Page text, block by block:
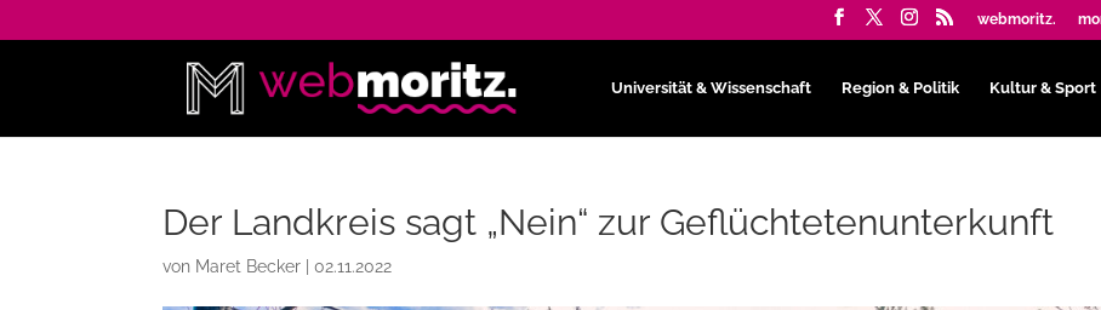
webmoritz.
Universität & Wissenschaft Region & Politik Kultur & Sport
Der Landkreis sagt „Nein“ zur Geflüchtetenunterkunft
von Maret Becker |02.11.2022